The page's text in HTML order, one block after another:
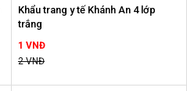
Khẩu trang y tế Khánh An 4 lớp
trắng
1 VNĐ
2 VNĐ